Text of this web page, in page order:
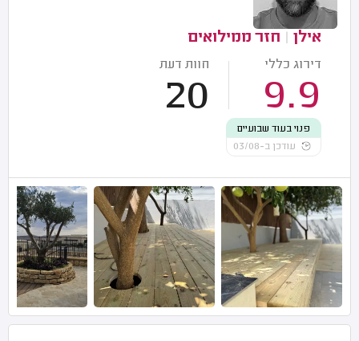
אילן חזר ממילואים
דירוג כללי
9.9
חוות דעת
20
פנוי בעוד שבועיים
עודכן ב-03/08